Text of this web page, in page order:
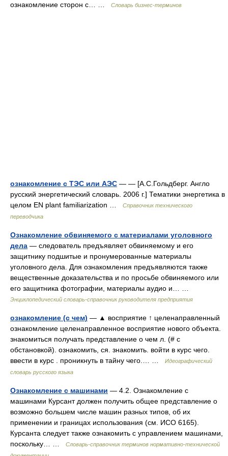
ознакомление сторон с… …
Словарь бизнес-терминов
ознакомление с ТЭС или АЭС — — [А.С.Гольдберг. Англо
русский энергетический словарь. 2006 г.] Тематики энергетика в
целом EN plant familiarization …
Справочник технического
переводчика
Ознакомление обвиняемого с материалами уголовного
дела — следователь предъявляет обвиняемому и его
защитнику подшитые и пронумерованные материалы
уголовного дела. Для ознакомления предъявляются также
вещественные доказательства и по просьбе обвиняемого или
его защитника фотографии, материалы аудио и… …
Энциклопедический словарь-справочник руководителя предприятия
ознакомление (с чем) — ▲ восприятие ↑ целенаправленный
ознакомление целенаправленное восприятие нового объекта.
знакомиться получать представление о чем л. (# с
обстановкой). ознакомить, ся. знакомить. войти в курс чего.
ввести в курс . проникнуть в тайну чего.… …
Идеографический
словарь русского языка
Ознакомление с машинами — 4.2. Ознакомление с
машинами Курсант должен получить общее представление о
возможно большем числе машин разных типов, об их
применении и границах использования (см. ИСО 6165).
Курсанта следует также ознакомить с управлением машинами,
поскольку… …
Словарь-справочник терминов нормативно-технической